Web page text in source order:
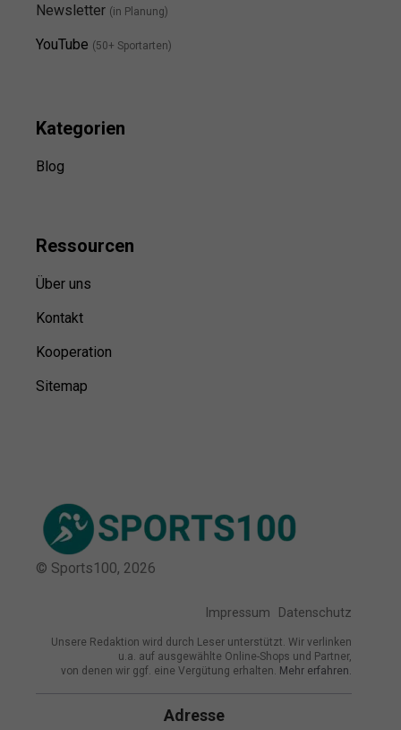
Newsletter (in Planung)
YouTube (50+ Sportarten)
Kategorien
Blog
Ressourcen
Über uns
Kontakt
Kooperation
Sitemap
© Sports100, 2026
Impressum Datenschutz
Unsere Redaktion wird durch Leser unterstützt. Wir verlinken
u.a. auf ausgewählte Online-Shops und Partner,
von denen wir ggf. eine Vergütung erhalten. Mehr erfahren.
Adresse